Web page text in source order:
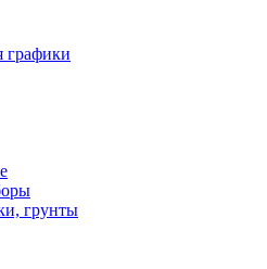
графики
грунты